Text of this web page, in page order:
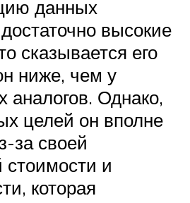
данных
высокие
сказывается его
ниже, чем у
аналогов. Однако,
целей он вполне
за своей
и
которая